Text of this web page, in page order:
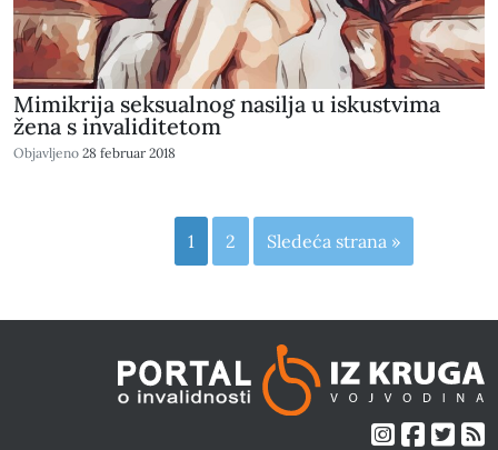
Mimikrija seksualnog nasilja u iskustvima
žena s invaliditetom
Objavljeno 28 februar 2018
1 2 Sledeća strana »